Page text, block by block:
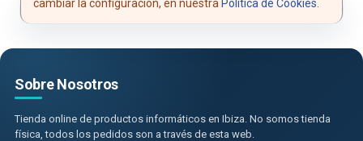
cambiar la configuración, en nuestra Política de Cookies
Sobre Nosotros
Tienda online de productos informáticos en Ibiza. No somos tienda
física, todos los pedidos son a través de esta web.